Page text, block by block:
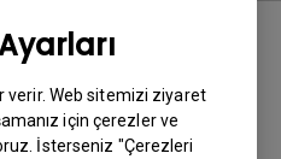
verir. Web sitemizi ziyaret
için çerezler ve
İsterseniz "Çerezleri